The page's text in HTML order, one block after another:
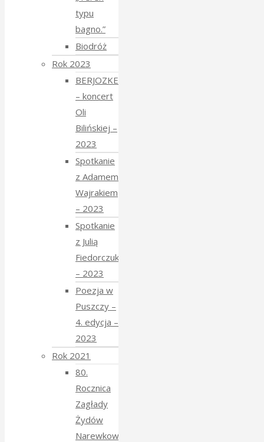
typu
bagno.”
Biodróż
Rok 2023
BERJOZKELE
– koncert
Oli
Bilińskiej –
2023
Spotkanie
z Adamem
Wajrakiem
– 2023
Spotkanie
z Julią
Fiedorczuk
– 2023
Poezja w
Puszczy –
4. edycja –
2023
Rok 2021
80.
Rocznica
Zagłady
Żydów
Narewkowskich